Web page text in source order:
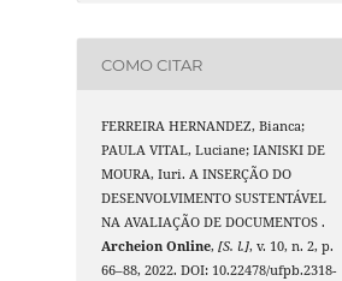
COMO CITAR
FERREIRA HERNANDEZ, Bianca;
PAULA VITAL, Luciane; IANISKI DE
MOURA, Iuri. A INSERÇÃO DO
DESENVOLVIMENTO SUSTENTÁVEL
NA AVALIAÇÃO DE DOCUMENTOS .
Archeion Online,[S. l.], v. 10, n. 2, p.
66–88, 2022. DOI: 10.22478/ufpb.2318-